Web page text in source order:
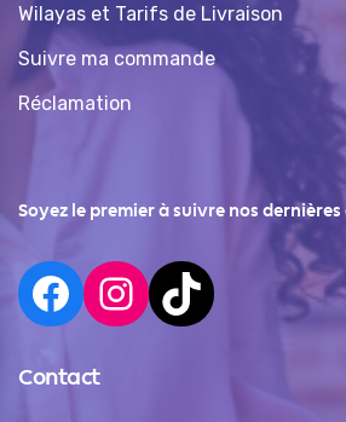
Wilayas et Tarifs de Livraison
Suivre ma commande
Réclamation
Soyez le premier à suivre nos dernières
Contact